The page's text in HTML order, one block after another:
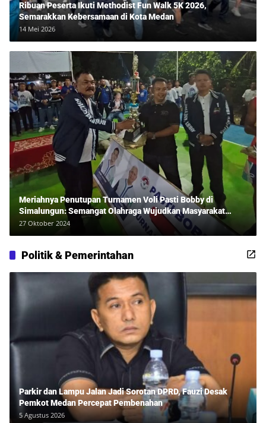
Ribuan Peserta Ikuti Methodist Fun Walk 5K 2026,
Semarakkan Kebersamaan di Kota Medan
14 Mei 2026
Meriahnya Penutupan Turnamen Voli Pasti Bobby di
Simalungun: Semangat Olahraga Wujudkan Masyarakat
Sehat Bersama Erwan Rozadi dan Ribuan Penonton!
27 Oktober 2024
Politik & Pemerintahan
Parkir dan Lampu Jalan Jadi Sorotan DPRD, Fauzi Desak
Pemkot Medan Percepat Pembenahan
5 Agustus 2026